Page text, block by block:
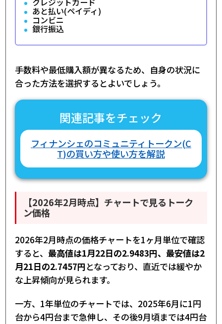
あと払い(ペイディ)
コンビニ
銀行振込
手数料や最低購入額が異なるため、自身の状況に
合った方法を選択するとよいでしょう。
関連記事をチェック
フィナンシェのコミュニティトークン(C
T)の買い方や使い方を解説
【2026年2月時点】チャートで見るトーク
ン価格
2026年2月時点の価格チャートを1ヶ月単位で確認
すると、 最高値は1月22日の2.9483円、最安値は2
月21日の2.7457円となっており、直近では緩やか
な上昇傾向が見られます。
一方、1年単位のチャートでは、2025年6月に1円
台から4円台まで急伸し、その後9月頃までは4円台